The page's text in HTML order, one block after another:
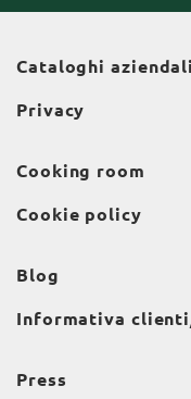
Cataloghi aziendali
Privacy
Cooking room
Cookie policy
Blog
Informativa
Press